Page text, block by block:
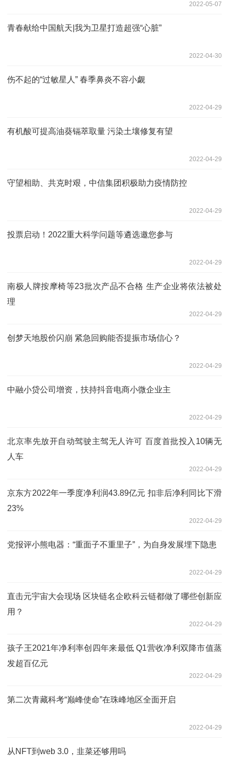
2022-05-07
青春献给中国航天|我为卫星打造超强“心脏”
2022-04-30
伤不起的“过敏星人” 春季鼻炎不容小觑
2022-04-29
有机酸可提高油葵镉萃取量 污染土壤修复有望
2022-04-29
守望相助、共克时艰，中信集团积极助力疫情防控
2022-04-29
投票启动！2022重大科学问题等遴选邀您参与
2022-04-29
南极人牌按摩椅等23批次产品不合格 生产企业将依法被处
理
2022-04-29
创梦天地股价闪崩 紧急回购能否提振市场信心？
2022-04-29
中融小贷公司增资，扶持抖音电商小微企业主
2022-04-29
北京率先放开自动驾驶主驾无人许可 百度首批投入10辆无
人车
2022-04-29
京东方2022年一季度净利润43.89亿元 扣非后净利同比下滑
23%
2022-04-29
党报评小熊电器：“重面子不重里子”，为自身发展埋下隐患
2022-04-29
直击元宇宙大会现场 区块链名企欧科云链都做了哪些创新应
用？
2022-04-29
孩子王2021年净利率创四年来最低 Q1营收净利双降市值蒸
发超百亿元
2022-04-29
第二次青藏科考“巅峰使命”在珠峰地区全面开启
2022-04-29
从NFT到web 3.0，韭菜还够用吗